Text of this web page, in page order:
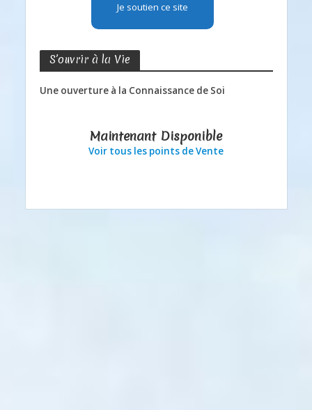
Je soutien ce site
S’ouvrir à la Vie
Une ouverture à la Connaissance de Soi
Maintenant Disponible
Voir tous les points de Vente